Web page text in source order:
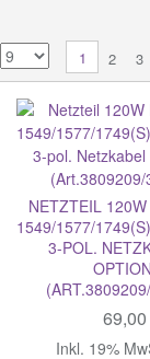
1 2 3
NETZTEIL
1549/1577/
3-POL.
Inkl. 19%